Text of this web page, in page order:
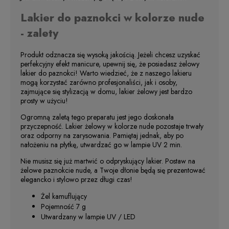
Lakier do paznokci w kolorze nude
- zalety
Produkt odznacza się wysoką jakością. Jeżeli chcesz uzyskać
perfekcyjny efekt manicure, upewnij się, że posiadasz żelowy
lakier do paznokci! Warto wiedzieć, że z naszego lakieru
mogą korzystać zarówno profesjonaliści, jak i osoby,
zajmujące się stylizacją w domu, lakier żelowy jest bardzo
prosty w użyciu!
Ogromną zaletą tego preparatu jest jego doskonała
przyczepność. Lakier żelowy w kolorze nude pozostaje trwały
oraz odporny na zarysowania. Pamiętaj jednak, aby po
nałożeniu na płytkę, utwardzać go w lampie UV 2 min.
Nie musisz się już martwić o odpryskujący lakier. Postaw na
żelowe paznokcie nude, a Twoje dłonie będą się prezentować
elegancko i stylowo przez długi czas!
Żel kamuflujący
Pojemność 7 g
Utwardzany w lampie UV / LED